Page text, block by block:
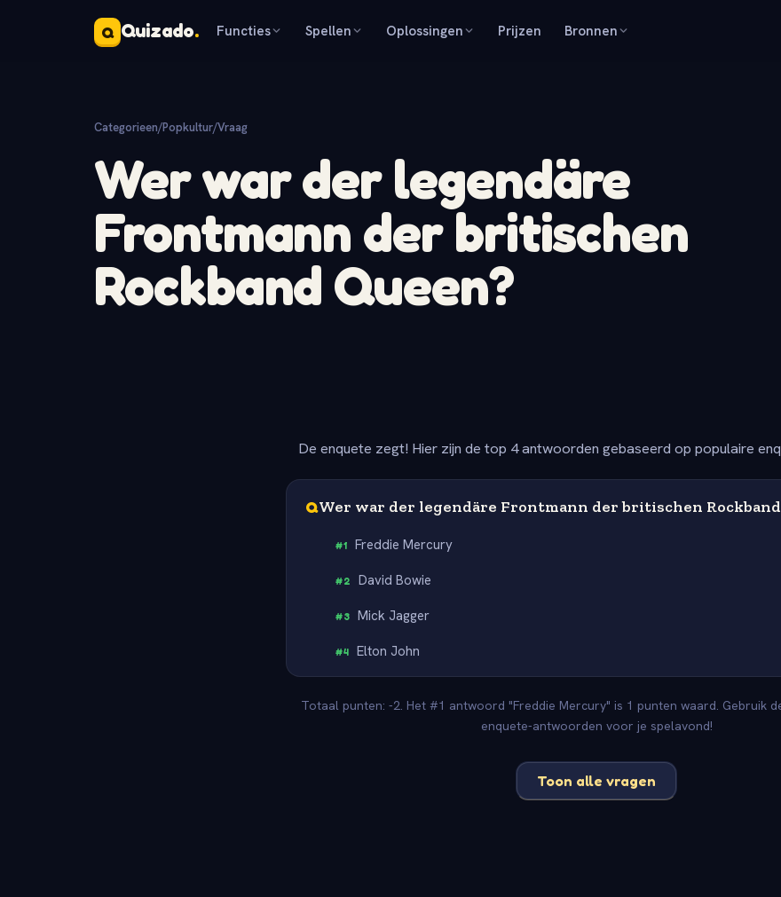
Q Quizado. Functies Spellen Oplossingen Prijzen Bronnen
Categorieen/Popkultur/Vraag
Wer war der legendäre
Frontmann der britischen
Rockband Queen?
De enquete zegt! Hier zijn de top 4 antwoorden gebaseerd op populaire
QWer war der legendäre Frontmann der britischen Rockband
#1 Freddie Mercury
#2 David Bowie
#3 Mick Jagger
#4 Elton John
Totaal punten: -2. Het #1 antwoord "Freddie Mercury" is 1 punten waard. Gebruik
enquete-antwoorden voor je spelavond!
Toon alle vragen